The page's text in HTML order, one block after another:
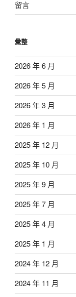
留言
彙整
2026 年 6 月
2026 年 5 月
2026 年 3 月
2026 年 1 月
2025 年 12 月
2025 年 10 月
2025 年 9 月
2025 年 7 月
2025 年 4 月
2025 年 1 月
2024 年 12 月
2024 年 11 月